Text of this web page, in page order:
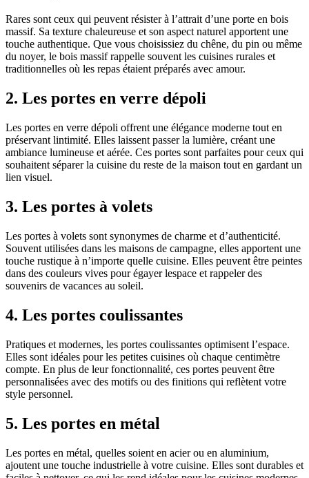
Rares sont ceux qui peuvent résister à l’attrait d’une porte en bois
massif. Sa texture chaleureuse et son aspect naturel apportent une
touche authentique. Que vous choisissiez du chêne, du pin ou même
du noyer, le bois massif rappelle souvent les cuisines rurales et
traditionnelles où les repas étaient préparés avec amour.
2. Les portes en verre dépoli
Les portes en verre dépoli offrent une élégance moderne tout en
préservant lintimité. Elles laissent passer la lumière, créant une
ambiance lumineuse et aérée. Ces portes sont parfaites pour ceux qui
souhaitent séparer la cuisine du reste de la maison tout en gardant un
lien visuel.
3. Les portes à volets
Les portes à volets sont synonymes de charme et d’authenticité.
Souvent utilisées dans les maisons de campagne, elles apportent une
touche rustique à n’importe quelle cuisine. Elles peuvent être peintes
dans des couleurs vives pour égayer lespace et rappeler des
souvenirs de vacances au soleil.
4. Les portes coulissantes
Pratiques et modernes, les portes coulissantes optimisent l’espace.
Elles sont idéales pour les petites cuisines où chaque centimètre
compte. En plus de leur fonctionnalité, ces portes peuvent être
personnalisées avec des motifs ou des finitions qui reflètent votre
style personnel.
5. Les portes en métal
Les portes en métal, quelles soient en acier ou en aluminium,
ajoutent une touche industrielle à votre cuisine. Elles sont durables et